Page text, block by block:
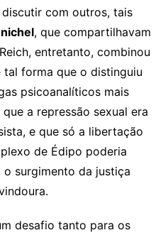
com outros, tais
, que compartilhavam
entretanto, combinou
forma que o distinguiu
psicoanalíticos mais
a repressão sexual era
e que só a libertação
de Édipo poderia
surgimento da justiça
desafio tanto para os